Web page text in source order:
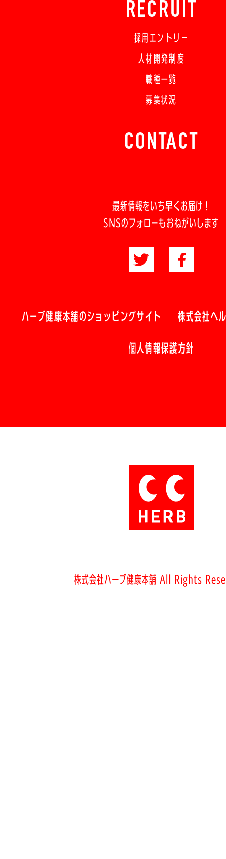
RECRUIT
採用エントリー
人材開発制度
職種一覧
募集状況
CONTACT
最新情報をいち早くお届け！
SNSのフォローもおねがいします
ハーブ健康本舗のショッピングサイト 株式会社ヘ
個人情報保護方針
株式会社ハーブ健康本舗 All Rights